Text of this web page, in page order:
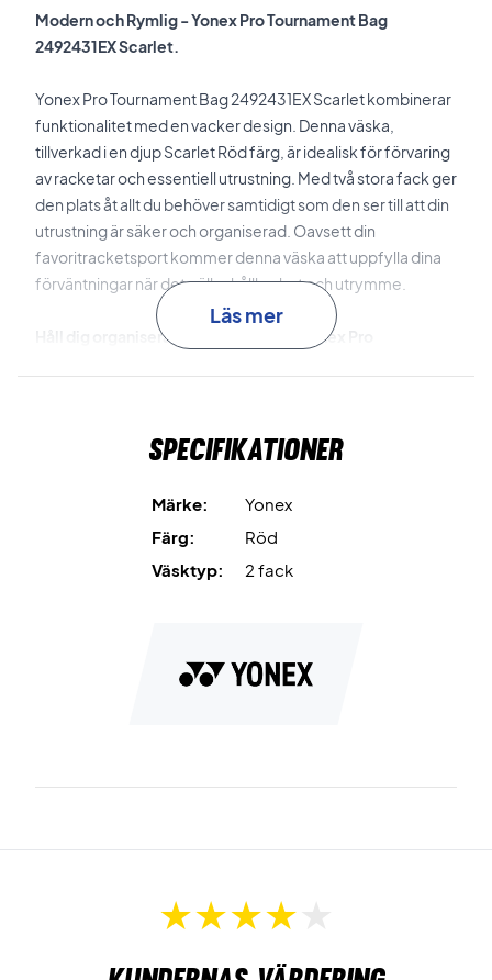
Modern och Rymlig - Yonex Pro Tournament Bag
2492431EX Scarlet.
Yonex Pro Tournament Bag 2492431EX Scarlet kombinerar
funktionalitet med en vacker design. Denna väska,
tillverkad i en djup Scarlet Röd färg, är idealisk för förvaring
av racketar och essentiell utrustning. Med två stora fack ger
den plats åt allt du behöver samtidigt som den ser till att din
utrustning är säker och organiserad. Oavsett din
favoritracketsport kommer denna väska att uppfylla dina
förväntningar när det gäller hållbarhet och utrymme.
Håll dig organiserad och stilfull med Yonex Pro
stilfull och funktionell förvaring.
Scarlet Röd.
75 x 20 x 33 cm.
Läs mer
Specifikationer
Märke:
Yonex
Färg:
Röd
Väsktyp:
2 fack